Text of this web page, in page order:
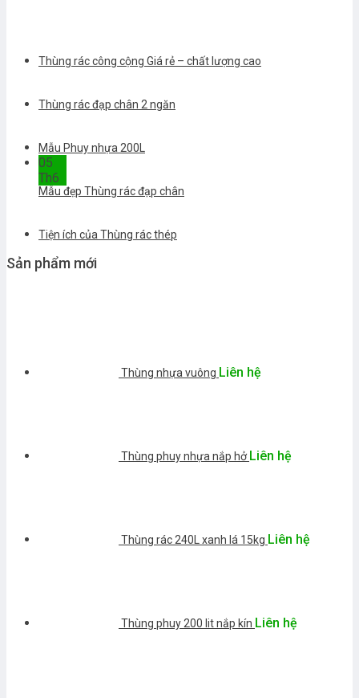
Thùng rác công cộng Giá rẻ – chất lượng cao
Thùng rác đạp chân 2 ngăn
Mẫu Phuy nhựa 200L
05
Th6
Mẫu đẹp Thùng rác đạp chân
Tiện ích của Thùng rác thép
Sản phẩm mới
Thùng nhựa vuông Liên hệ
Thùng phuy nhựa nắp hở Liên hệ
Thùng rác 240L xanh lá 15kg Liên hệ
Thùng phuy 200 lit nắp kín Liên hệ